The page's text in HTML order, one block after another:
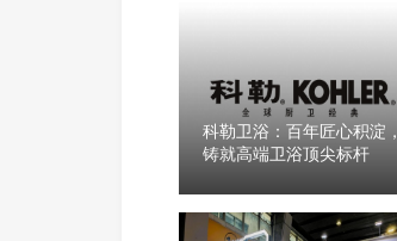
科勒卫浴：百年匠心积淀，
铸就高端卫浴顶尖标杆